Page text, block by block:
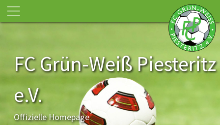
FC Grün-Weiß Piesteritz
e.V.
Offizielle Homepage